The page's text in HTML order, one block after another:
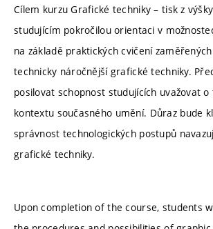
Cílem kurzu Grafické techniky – tisk z
studujícím pokročilou orientaci v
na základě praktických cvičení
technicky náročnější grafické techniky.
posilovat schopnost studujících uvažovat o
kontextu současného umění. Důraz bude
správnost technologických postupů
grafické techniky.
Upon completion of the course, students